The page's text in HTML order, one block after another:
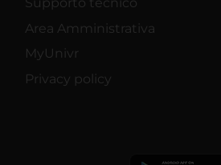
Area Amministrativa
MyUnivr
Privacy policy